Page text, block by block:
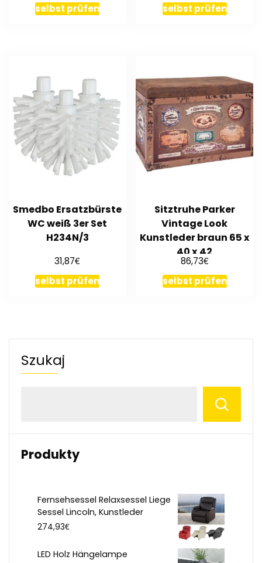
selbst prüfen selbst prüfen
Smedbo Ersatzbürste
WC weiß 3er Set
H234N/3
31,87€
selbst prüfen
Sitztruhe Parker
Vintage Look
Kunstleder braun 65 x
40 x 42
86,73€
selbst prüfen
Szukaj
Produkty
Fernsehsessel Relaxsessel Liege
Sessel Lincoln, Kunstleder
274,93€
LED Holz Hängelampe